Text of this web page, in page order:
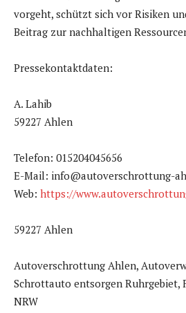
vorgeht, schützt sich vor Risiken
Beitrag zur nachhaltigen
Pressekontaktdaten:
A. Lahib
59227 Ahlen
Telefon: 015204045656
E-Mail: info@autoverschrottung-
Web: https://
59227 Ahlen
Autoverschrottung Ahlen,
Schrottauto entsorgen Ruhrgebiet,
NRW